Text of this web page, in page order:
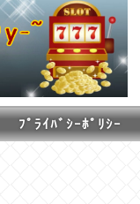
ﾌﾟﾗｲﾊﾞｼｰﾎﾟﾘｼｰ